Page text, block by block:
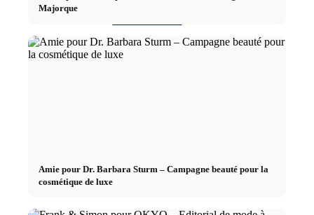
Fashion Weeks
Réserver
Majorque
Amie pour Dr. Barbara Sturm – Campagne beauté pour la
cosmétique de luxe